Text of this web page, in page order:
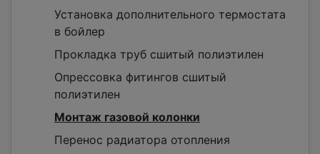
Установка дополнительного термостата
в бойлер
Прокладка труб сшитый полиэтилен
Опрессовка фитингов сшитый
полиэтилен
Монтаж газовой колонки
Перенос радиатора отопления